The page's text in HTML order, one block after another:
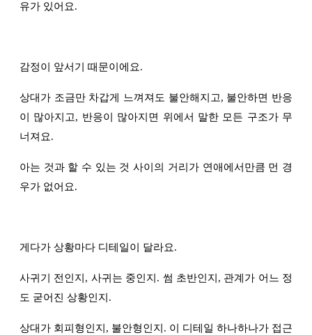
유가 있어요.
감정이 앞서기 때문이에요.
상대가 조금만 차갑게 느껴져도 불안해지고, 불안하면 반응
이 많아지고, 반응이 많아지면 위에서 말한 모든 구조가 무
너져요.
아는 것과 할 수 있는 것 사이의 거리가 연애에서만큼 먼 경
우가 없어요.
게다가 상황마다 디테일이 달라요.
사귀기 전인지, 사귀는 중인지. 썸 초반인지, 관계가 어느 정
도 굳어진 상황인지.
상대가 회피형인지, 불안형인지. 이 디테일 하나하나가 접근